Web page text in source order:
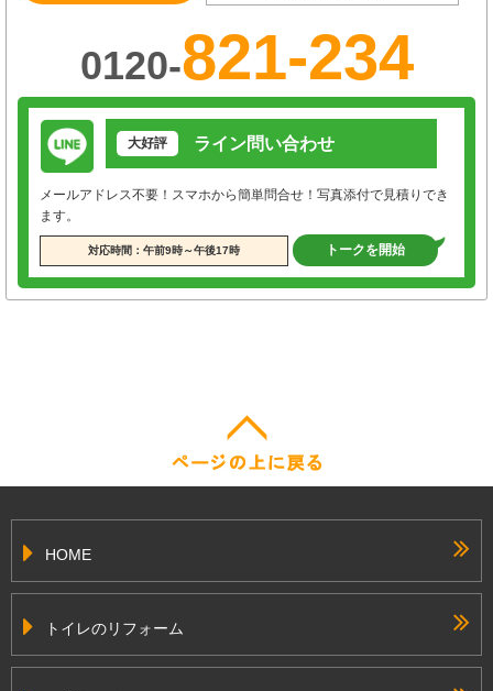
0120-821-234
大好評 ライン問い合わせ
メールアドレス不要！スマホから簡単問合せ！写真添付で見積りでき
ます。
対応時間：午前9時～午後17時 トークを開始
HOME
トイレのリフォーム